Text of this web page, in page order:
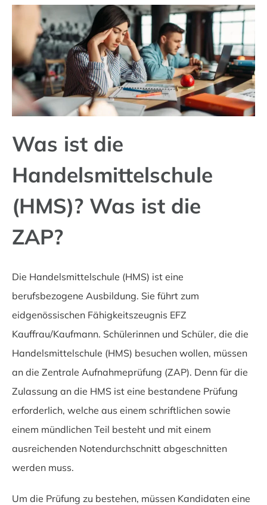
Was ist die
Handelsmittelschule
(HMS)? Was ist die
ZAP?
Die Handelsmittelschule (HMS) ist eine
berufsbezogene Ausbildung. Sie führt zum
eidgenössischen Fähigkeitszeugnis EFZ
Kauffrau/Kaufmann. Schülerinnen und Schüler, die die
Handelsmittelschule (HMS) besuchen wollen, müssen
an die Zentrale Aufnahmeprüfung (ZAP). Denn für die
Zulassung an die HMS ist eine bestandene Prüfung
erforderlich, welche aus einem schriftlichen sowie
einem mündlichen Teil besteht und mit einem
ausreichenden Notendurchschnitt abgeschnitten
werden muss.
Um die Prüfung zu bestehen, müssen Kandidaten eine